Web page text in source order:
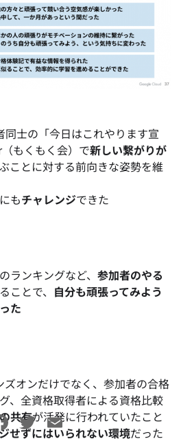
士の「今日はこれやります宣
もくもく会）で新しい繋がりが
ことに対する前向きな姿勢を維
もチャレンジできた
ランキングなど、 参加者のやる
ことで、 自分も頑張ってみよう
た
オンだけでなく、参加者の合格
、全資格取得者による資格比較
共有が活発に行われていたこと
せずにはいられない環境だった
FacebookTwitterEmail